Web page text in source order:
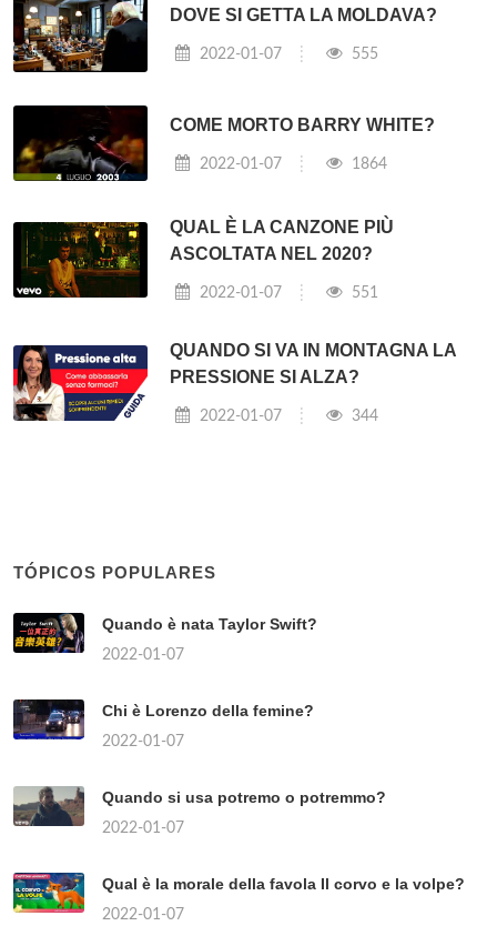
DOVE SI GETTA LA MOLDAVA?
2022-01-07 555
COME MORTO BARRY WHITE?
2022-01-07 1864
QUAL È LA CANZONE PIÙ
ASCOLTATA NEL 2020?
2022-01-07 551
QUANDO SI VA IN MONTAGNA LA
PRESSIONE SI ALZA?
2022-01-07 344
TÓPICOS POPULARES
Quando è nata Taylor Swift?
2022-01-07
Chi è Lorenzo della femine?
2022-01-07
Quando si usa potremo o potremmo?
2022-01-07
Qual è la morale della favola Il corvo e la volpe?
2022-01-07